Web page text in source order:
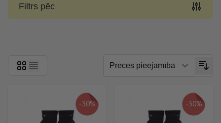
Filtrs pēc
-30% -30%